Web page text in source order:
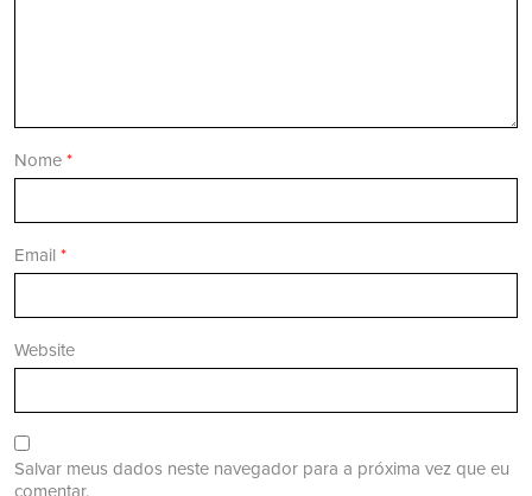
Nome *
Email *
Website
Salvar meus dados neste navegador para a próxima vez que eu